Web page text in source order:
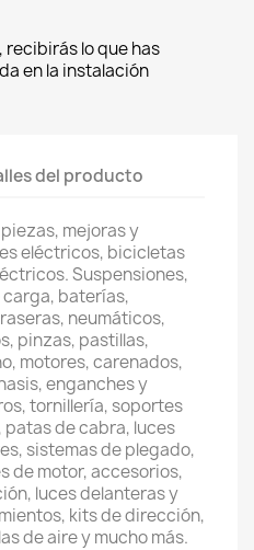
lo que has
en la instalación
del producto
mejoras y
eléctricos, bicicletas
Suspensiones,
baterías,
neumáticos,
pinzas, pastillas,
motores, carenados,
enganches y
tornillería, soportes
de cabra, luces
sistemas de plegado,
de motor, accesorios,
luces delanteras y
kits de dirección,
de aire y mucho más.